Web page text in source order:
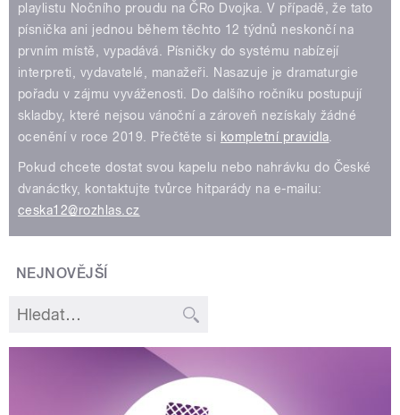
playlistu Nočního proudu na ČRo Dvojka. V případě, že tato
písnička ani jednou během těchto 12 týdnů neskončí na
prvním místě, vypadává. Písničky do systému nabízejí
interpreti, vydavatelé, manažeři. Nasazuje je dramaturgie
pořadu v zájmu vyváženosti. Do dalšího ročníku postupují
skladby, které nejsou vánoční a zároveň nezískaly žádné
ocenění v roce 2019. Přečtěte si kompletní pravidla
Pokud chcete dostat svou kapelu nebo nahrávku do České
dvanáctky, kontaktujte tvůrce hitparády na e-mailu:
ceska12@rozhlas.cz
NEJNOVĚJŠÍ